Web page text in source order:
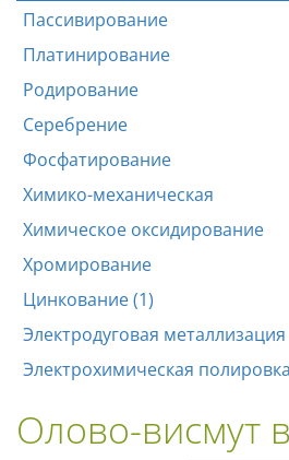
Пассивирование
Платинирование
Родирование
Серебрение
Фосфатирование
Химико-механическая
Химическое оксидирование
Хромирование
Цинкование (1)
Электродуговая металлизация
Электрохимическая полировка
Олово-висмут